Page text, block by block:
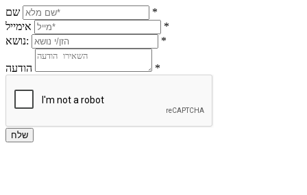
שם
*
אימייל
*
נושא:
*
הודעה *
שלח